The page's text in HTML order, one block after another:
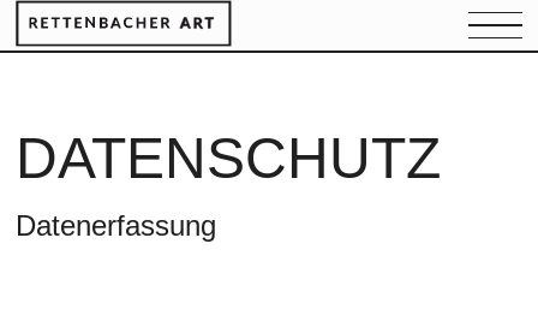
DATENSCHUTZ
Datenerfassung